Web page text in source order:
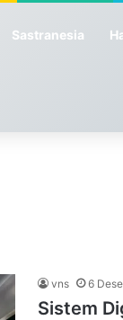
Sastranesia
vns 6
Sistem